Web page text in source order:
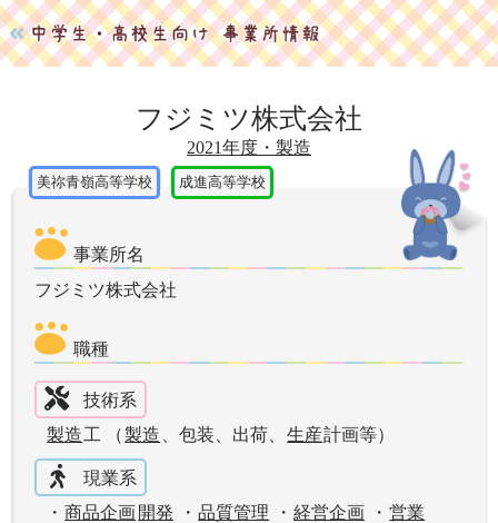
フジミツ株式会社
2021年度・製造
事業所名
フジミツ株式会社
美祢青嶺高等学校 成進高等学校
職種
技術系
製造工 （製造 、包装、出荷、 生産計画等）
現業系
・ 商品企画 開発 ・ 品質管理 ・ 経営企画 ・ 営業